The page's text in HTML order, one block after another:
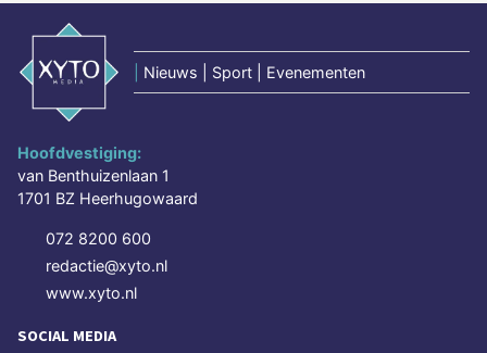
Nieuws | Sport | Evenementen
Hoofdvestiging:
van Benthuizenlaan 1
1701 BZ Heerhugowaard
072 8200 600
redactie@xyto.nl
www.xyto.nl
SOCIAL MEDIA